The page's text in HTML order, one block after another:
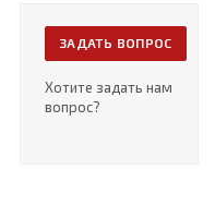
ЗАДАТЬ ВОПРОС
Хотите задать нам
вопрос?